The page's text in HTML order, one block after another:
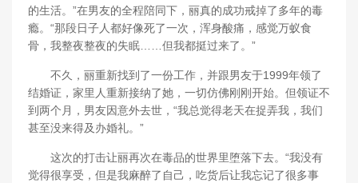
的生活。”在男友的全程陪同下，丽真的成功戒掉了多年的毒
瘾。“那段日子人都好像死了一次，浑身酸痛，感觉万蚁食
骨，我整夜整夜的失眠……但我都挺过来了。”
不久，丽重新找到了一份工作，并跟男友于1999年领了
结婚证，家里人重新接纳了她，一切仿佛刚刚开始。但领证不
到两个月，男友因意外去世，“我总觉得老天在捉弄我，我们
甚至没来得及办婚礼。”
这次的打击让丽再次在毒品的世界里堕落下去。“我没有
觉得很享受，但是我麻醉了自己，吃货后让我忘记了很多事